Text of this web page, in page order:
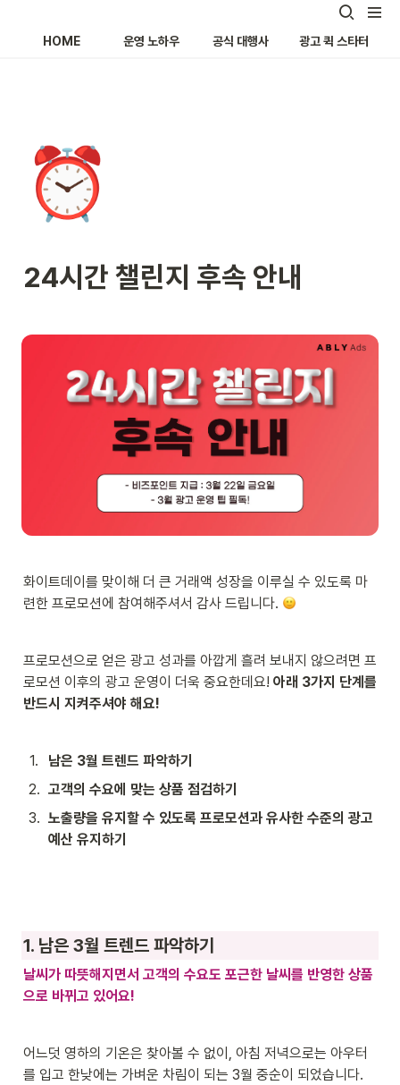
HOME 운영 노하우 공식 대행사 광고 퀵 스타터
⏰
24시간 챌린지 후속 안내
화이트데이를 맞이해 더 큰 거래액 성장을 이루실 수 있도록 마
련한 프로모션에 참여해주셔서 감사 드립니다.
프로모션으로 얻은 광고 성과를 아깝게 흘려 보내지 않으려면 프
로모션 이후의 광고 운영이 더욱 중요한데요! 아래 3가지 단계를
반드시 지켜주셔야 해요!
1.
남은 3월 트렌드 파악하기
2. 고객의 수요에 맞는 상품 점검하기
3. 노출량을 유지할 수 있도록 프로모션과 유사한 수준의 광고
예산 유지하기
1. 남은 3월 트렌드 파악하기
날씨가 따뜻해지면서 고객의 수요도 포근한 날씨를 반영한 상품
으로 바뀌고 있어요!
어느덧 영하의 기온은 찾아볼 수 없이, 아침 저녁으로는 아우터
를 입고 한낮에는 가벼운 차림이 되는 3월 중순이 되었습니다.